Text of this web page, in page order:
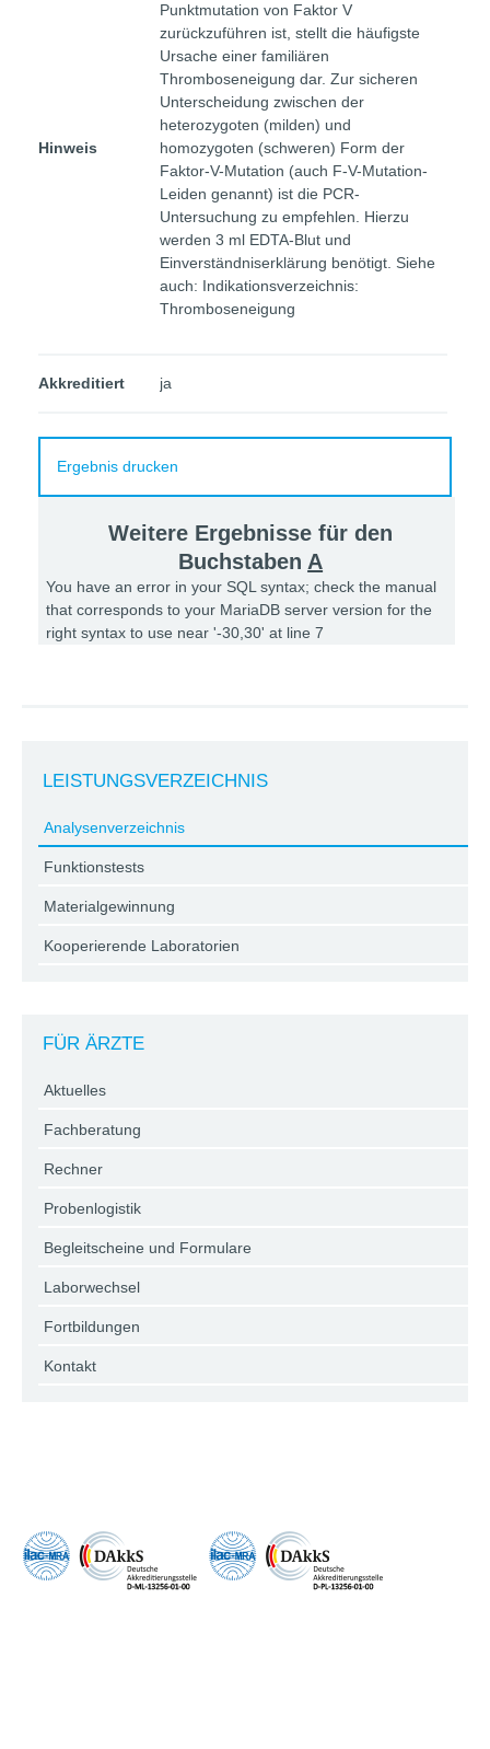
Hinweis
Punktmutation von Faktor V
zurückzuführen ist, stellt die häufigste
Ursache einer familiären
Thromboseneigung dar. Zur sicheren
Unterscheidung zwischen der
heterozygoten (milden) und
homozygoten (schweren) Form der
Faktor-V-Mutation (auch F-V-Mutation-
Leiden genannt) ist die PCR-
Untersuchung zu empfehlen. Hierzu
werden 3 ml EDTA-Blut und
Einverständniserklärung benötigt. Siehe
auch: Indikationsverzeichnis:
Thromboseneigung
Akkreditiert ja
Ergebnis drucken
Weitere Ergebnisse für den
Buchstaben A
You have an error in your SQL syntax; check the manual
that corresponds to your MariaDB server version for the
right syntax to use near '-30,30' at line 7
LEISTUNGSVERZEICHNIS
Analysenverzeichnis
Funktionstests
Materialgewinnung
Kooperierende Laboratorien
FÜR ÄRZTE
Aktuelles
Fachberatung
Rechner
Probenlogistik
Begleitscheine und Formulare
Laborwechsel
Fortbildungen
Kontakt